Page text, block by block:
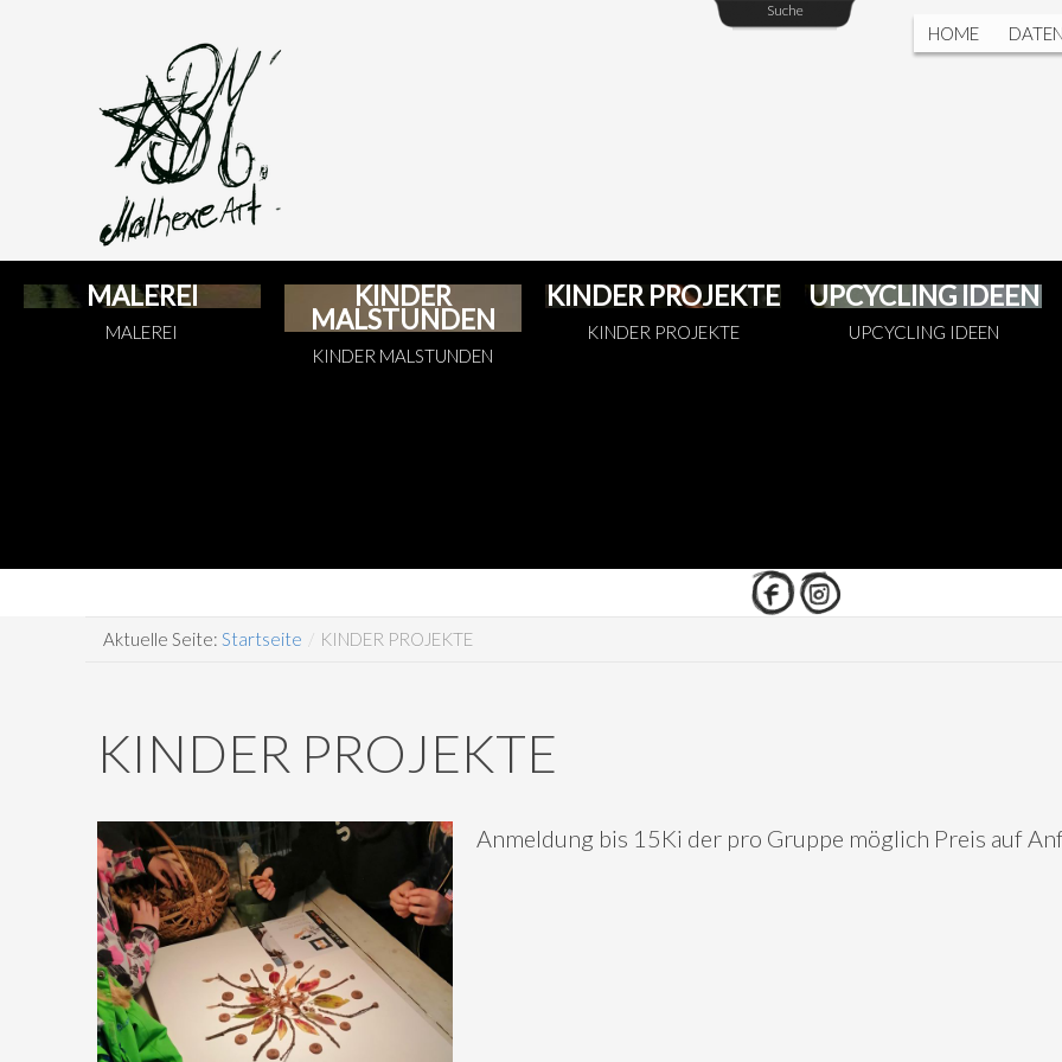
Suche
HOME
MALEREI
MALEREI
KINDER
MALSTUNDEN
KINDER MALSTUNDEN
KINDER PROJEKTE
KINDER PROJEKTE
UPCYCLING IDEEN
UPCYCLING IDEEN
Aktuelle Seite: Startseite / KINDER PROJEKTE
KINDER PROJEKTE
Anmeldung bis 15Ki der pro Gruppe möglich Preis auf